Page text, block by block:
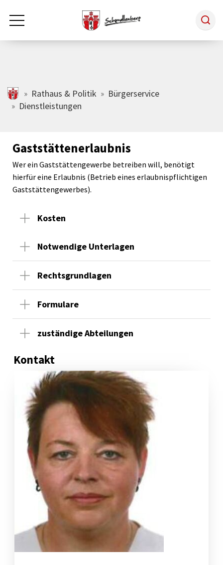
Zum Hauptinhalt springen
Rathaus & Politik
Tourismus
Freizeit & Kultur
Wirtschaft
schmallenberg.de
Rathaus & Politik
Bürgerservice
Dienstleistungen
Gaststättenerlaubnis
Wer ein Gaststättengewerbe betreiben will, benötigt
hierfür eine Erlaubnis (Betrieb eines erlaubnispflichtigen
Gaststättengewerbes).
Kosten
Notwendige Unterlagen
Rechtsgrundlagen
Formulare
zuständige Abteilungen
Kontakt